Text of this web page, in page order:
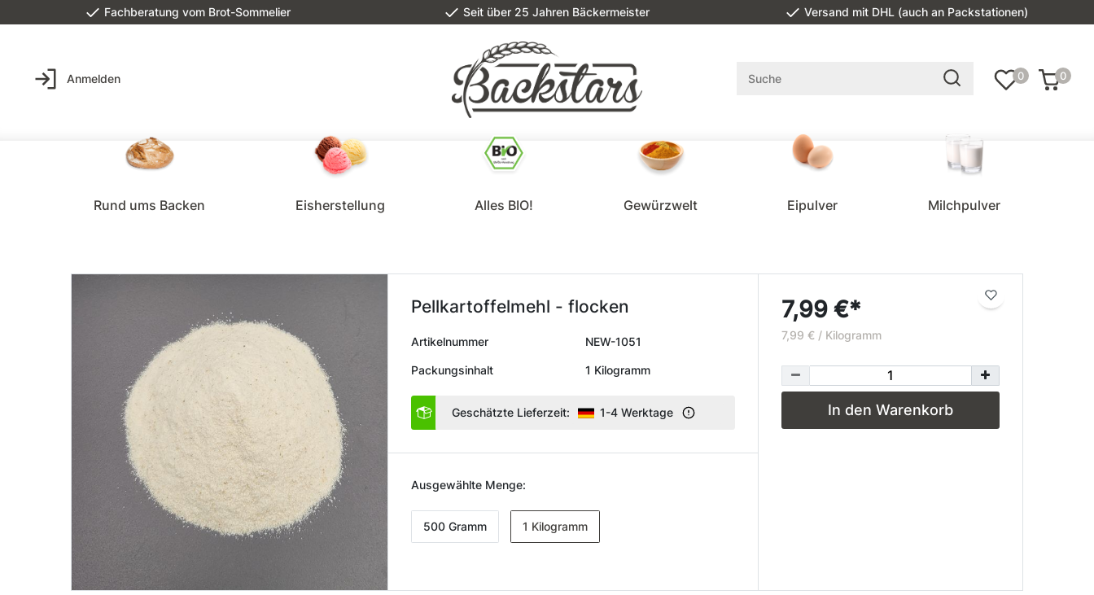
Fachberatung vom Brot-Sommelier Seit über 25 Jahren Bäckermeister Versand mit DHL (auch an Packstationen)
Anmelden 0 0
Rund ums Backen Eisherstellung Alles BIO! Gewürzwelt Eipulver Milchpulver
Pellkartoffelmehl - flocken
Artikelnummer NEW-1051
Packungsinhalt 1 Kilogramm
Geschätzte Lieferzeit: 1-4 Werktage
Ausgewählte Menge:
500 Gramm 1 Kilogramm
7,99 €*
7,99 € / Kilogramm
In den Warenkorb